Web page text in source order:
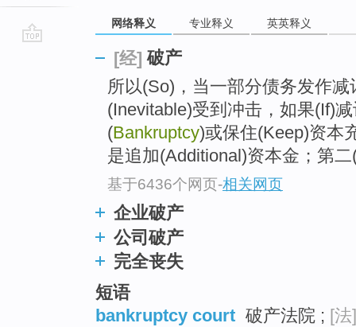
网络释义 专业释义 英英释义
[经] 破产
所以(So)，当一部分债务发作
(Inevitable)受到冲击，如果(If)
(Bankruptcy)或保住(Keep)资本
是追加(Additional)资本金；第
基于6436个网页-相关网页
企业破产
公司破产
完全丧失
短语
bankruptcy court 破产法院 ; [法]